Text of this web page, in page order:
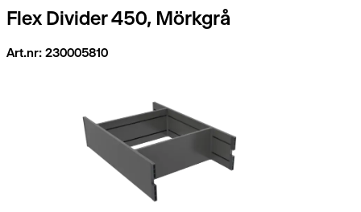
Flex Divider 450, Mörkgrå
Art.nr: 230005810